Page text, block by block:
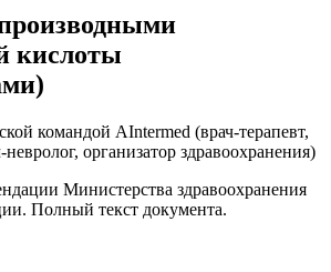
кислоты
командой AIntermed (врач-терапевт,
невролог, организатор здравоохранения)
Министерства здравоохранения
Полный текст документа.